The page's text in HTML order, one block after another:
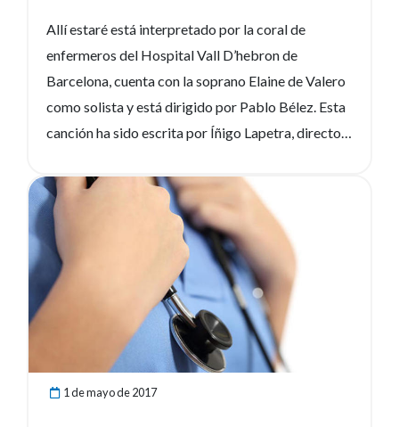
Allí estaré está interpretado por la coral de
enfermeros del Hospital Vall D’hebron de
Barcelona, cuenta con la soprano Elaine de Valero
como solista y está dirigido por Pablo Bélez. Esta
canción ha sido escrita por Íñigo Lapetra, director
Enfermería, junto a Carlos Fernández Prida, y ha
contado con los arreglos y la orquestación de
Javier López de Guereña. Lo ha titulado así porque
cree que es la mejor definición de la realidad de la
enfermería. Como ha explicado a
diarioenfermero.es, Con la letra, en la que se habla
de todo lo que la…
1 de mayo de 2017